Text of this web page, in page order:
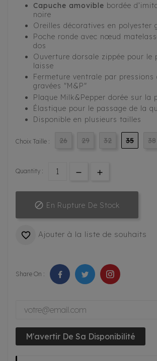
Capuche amovible bordée
noire
Oreilles décoratives en polyester
Poche ronde avec nœud
dos
Ouverture dorsale zippée pour le
laisse
Fermeture ventrale par pressions
gravées "M&P"
Plaque Milk&Pepper dorée sur la
Élastique pour le passage de la
Disponible en plusieurs tailles
Choix Taille : 26 29 32 35 38
Quantity :
 En Rupture De Stock
 Ajouter à la liste de souhaits
Share On :
M'avertir De Sa Disponibilité